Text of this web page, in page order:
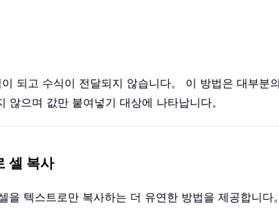
되고 수식이 전달되지 않습니다。 이 방법은 대부분
으며 값만 붙여넣기 대상에 나타납니다。
셀 복사
을 텍스트로만 복사하는 더 유연한 방법을 제공합니다。